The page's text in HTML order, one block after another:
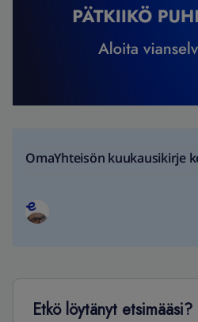
OmaYhteisön kuukausikirje
Etkö löytänyt etsimääsi?